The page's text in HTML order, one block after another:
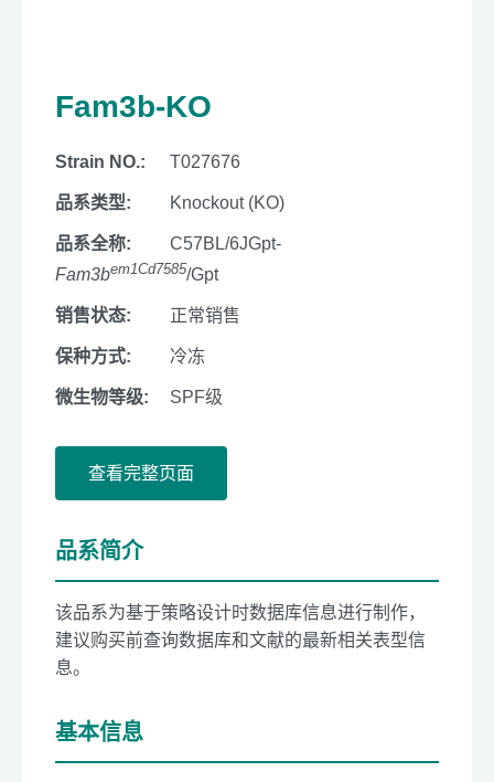
Fam3b-KO
Strain NO.: T027676
品系类型: Knockout (KO)
品系全称:
C57BL/6JGpt-
Fam3bem1Cd7585/Gpt
销售状态: 正常销售
保种方式: 冷冻
微生物等级: SPF级
查看完整页面
品系简介
该品系为基于策略设计时数据库信息进行制作，
建议购买前查询数据库和文献的最新相关表型信
息。
基本信息